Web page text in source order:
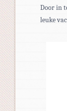
Door in
leuke